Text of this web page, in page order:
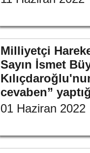
Milliyetçi
Sayın İsmet
cevaben”
01 Haziran 2022